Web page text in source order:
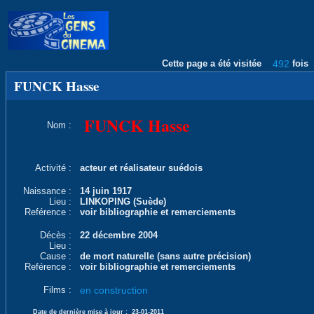
Cette page a été visitée 492 fois
FUNCK Hasse
Nom : FUNCK Hasse
Activité : acteur et réalisateur suédois
Naissance :
14 juin 1917
Lieu :
LINKOPING (Suède)
Reférence :
voir bibliographie et remerciements
Décès :
22 décembre 2004
Lieu :
Cause :
de mort naturelle (sans autre précision)
Reférence :
voir bibliographie et remerciements
Films : en construction
Date de dernière mise à jour : 23-01-2011